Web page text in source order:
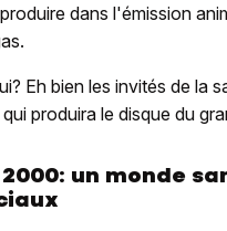
dans l'émission
Eh bien les invités de la
produira le disque du
un monde